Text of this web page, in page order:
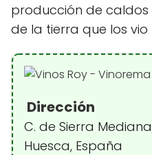
producción de caldos
de la tierra que los vio
Dirección
C. de Sierra
Huesca, España